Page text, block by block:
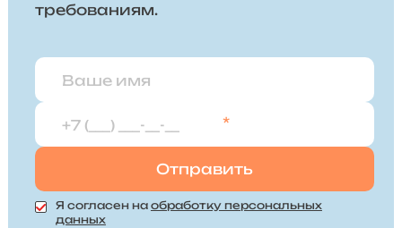
требованиям.
*
Я согласен на обработку персональных
данных